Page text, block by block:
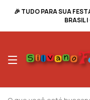
🎉 TUDO PARA SUA
BRASIL